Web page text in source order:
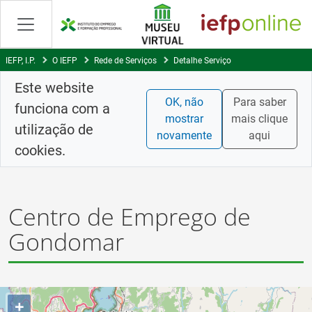
Skip
Content
IEFP, I.P. O IEFP Rede de Serviços Detalhe Serviço
Este website
funciona com a
utilização de
cookies.
OK, não
mostrar
novamente
Para saber
mais clique
aqui
Centro de Emprego de
Gondomar
+